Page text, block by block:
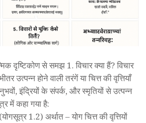
दृष्टिकोण से समझ 1. विचार क्या हैं? विचार
होने वाली तरंगें या चित्त की वृत्तियाँ
इंद्रियों के संपर्क, और स्मृतियों से उत्पन्न
में कहा गया है:
1.2) अर्थात – योग चित्त की वृत्तियों